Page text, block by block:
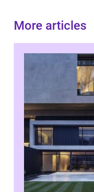
More articles